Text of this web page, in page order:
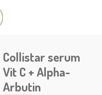
Collistar serum
Vit C + Alpha-
Arbutin